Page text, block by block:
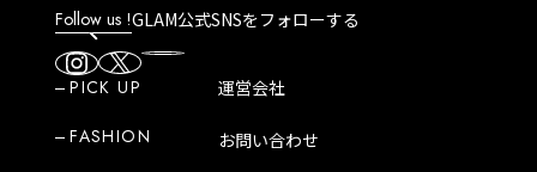
Follow us !GLAM公式SNSをフォローする
PICK UP
FASHION
運営会社
お問い合わせ